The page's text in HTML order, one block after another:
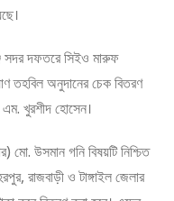
সদর দফতরে সিইও মারুফ
তহবিল অনুদানের চেক বিতরণ
খুরশীদ হোসেন।
মো. উসমান গনি বিষয়টি নিশ্চিত
রাজবাড়ী ও টাঙ্গাইল জেলার